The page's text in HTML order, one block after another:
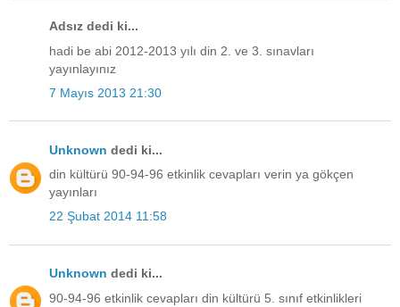
Adsız dedi ki...
hadi be abi 2012-2013 yılı din 2. ve 3. sınavları
yayınlayınız
7 Mayıs 2013 21:30
Unknown dedi ki...
din kültürü 90-94-96 etkinlik cevapları verin ya gökçen
yayınları
22 Şubat 2014 11:58
Unknown dedi ki...
90-94-96 etkinlik cevapları din kültürü 5. sınıf etkinlikleri